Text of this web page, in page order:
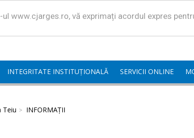
www.cjarges.ro, vă exprimați acordul expres
INTEGRITATE INSTITUȚIONALĂ SERVICII ONLINE
Teiu INFORMAȚII